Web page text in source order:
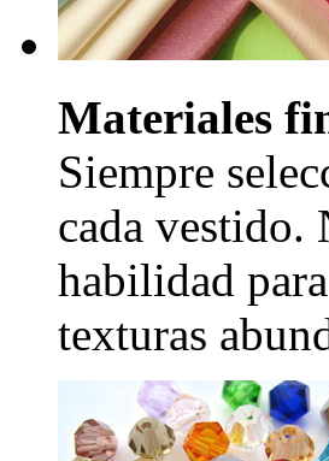
Materiales
Siempre
cada vestido.
habilidad
texturas